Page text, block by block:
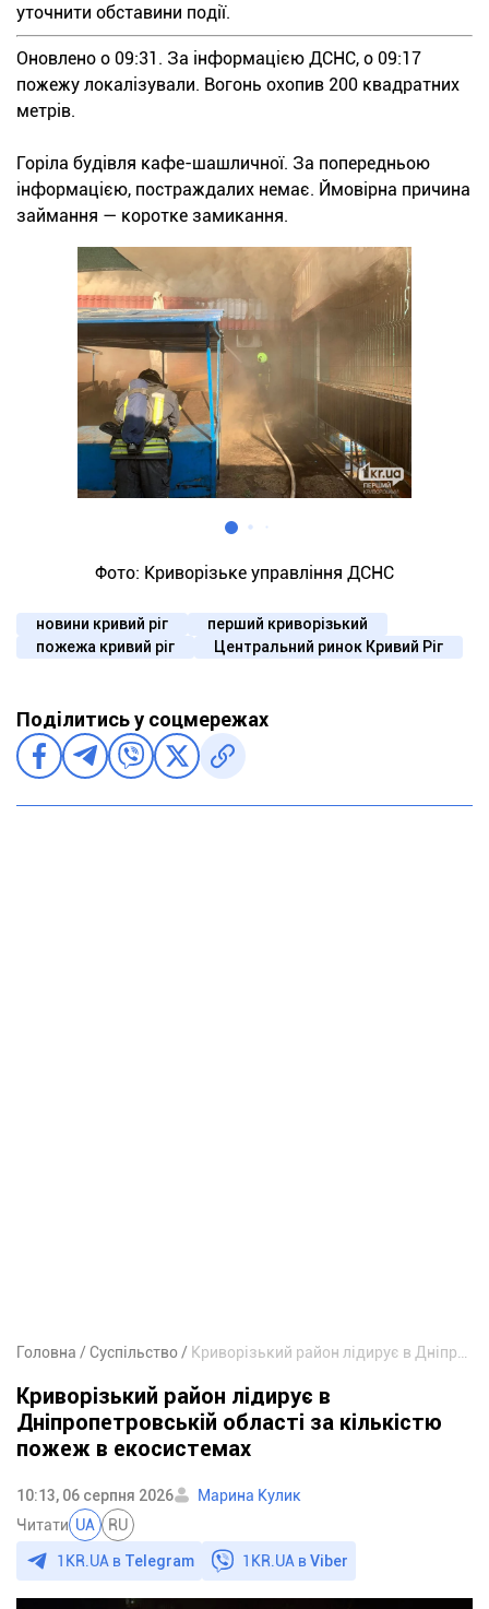
уточнити обставини події.
Оновлено о 09:31. За інформацією ДСНС, о 09:17
пожежу локалізували. Вогонь охопив 200 квадратних
метрів.
Горіла будівля кафе-шашличної. За попередньою
інформацією, постраждалих немає. Ймовірна причина
займання — коротке замикання.
Фото: Криворізьке управління ДСНС
новини кривий ріг
перший криворізький
пожежа кривий ріг
Центральний ринок Кривий Ріг
Поділитись у соцмережах
Головна Суспільство
Криворізький район лідирує в
Дніпропетровській області за кількістю
пожеж в екосистемах
10:13, 06 серпня 2026
Марина Кулик
Читати UA RU
1KR.UA в Telegram 1KR.UA вViber